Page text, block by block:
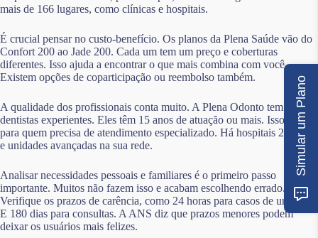
mais de 166 lugares, como clínicas e hospitais.
É crucial pensar no custo-benefício. Os planos da Plena Saúde vão do
Confort 200 ao Jade 200. Cada um tem um preço e coberturas
diferentes. Isso ajuda a encontrar o que mais combina com você.
Existem opções de coparticipação ou reembolso também.
A qualidade dos profissionais conta muito. A Plena Odonto tem
dentistas experientes. Eles têm 15 anos de atuação ou mais. Isso é bom
para quem precisa de atendimento especializado. Há hospitais 24 horas
e unidades avançadas na sua rede.
Analisar necessidades pessoais e familiares é o primeiro passo
importante. Muitos não fazem isso e acabam escolhendo errado.
Verifique os prazos de carência, como 24 horas para casos de urgência.
E 180 dias para consultas. A ANS diz que prazos menores podem
deixar os usuários mais felizes.
Simular um Plano